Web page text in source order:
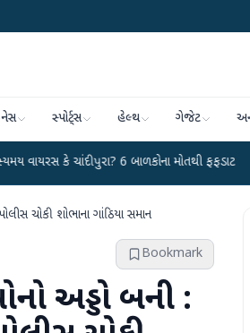
સ્પોર્ટ્સ હેલ્થ ગેજેટ
6 બાળકોના મોતથી ફફડાટ ● હવામાન
ચોકી શોભાના ગાંઠિયા સમાન
Bookmark
અડ્ડો બની :